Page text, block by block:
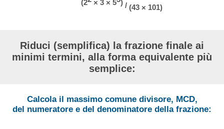
(2 × 3 × 5 )/ (43 × 101)
Riduci (semplifica) la frazione finale ai
minimi termini, alla forma equivalente più
semplice:
Calcola il massimo comune divisore, MCD,
del numeratore e del denominatore della frazione: